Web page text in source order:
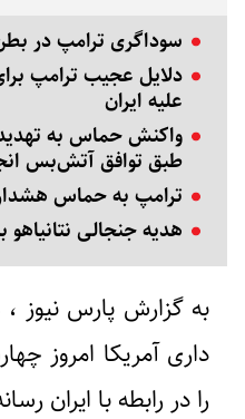
سوداگری ترامپ در
دلایل عجیب ترامپ
علیه ایران
واکنش حماس به
طبق توافق آتش‌بس
ترامپ به حماس
هدیه جنجالی
به گزارش پارس نیوز
داری آمریکا امروز
را در رابطه با ایران